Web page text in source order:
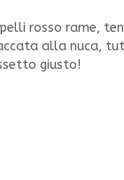
rosso rame,
alla nuca,
giusto!